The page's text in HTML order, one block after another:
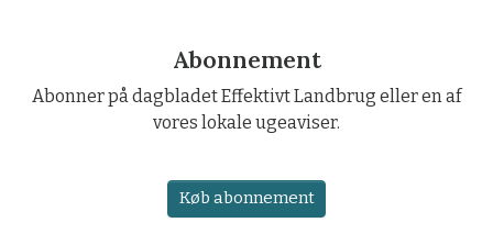
Abonnement
Abonner på dagbladet Effektivt Landbrug eller en af
vores lokale ugeaviser.
Køb abonnement